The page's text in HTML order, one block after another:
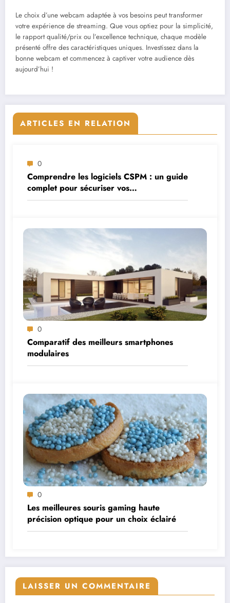
Le choix d’une webcam adaptée à vos besoins peut transformer
votre expérience de streaming. Que vous optiez pour la simplicité,
le rapport qualité/prix ou l’excellence technique, chaque modèle
présenté offre des caractéristiques uniques. Investissez dans la
bonne webcam et commencez à captiver votre audience dès
aujourd’hui !
ARTICLES EN RELATION
0
Comprendre les logiciels CSPM : un guide
complet pour sécuriser vos
environnements cloud
0
Comparatif des meilleurs smartphones
modulaires
0
Les meilleures souris gaming haute
précision optique pour un choix éclairé
LAISSER UN COMMENTAIRE